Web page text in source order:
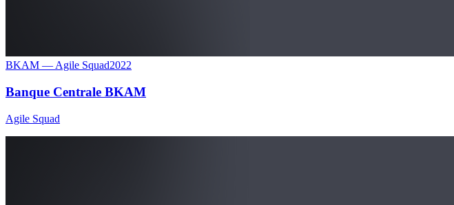
BKAM — Agile Squad2022
Banque Centrale BKAM
Agile Squad